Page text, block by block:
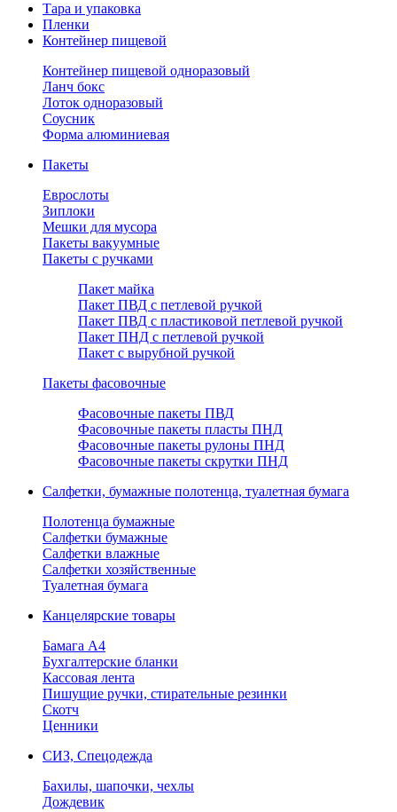
Тара и упаковка
Пленки
Контейнер пищевой
Контейнер пищевой одноразовый
Ланч бокс
Лоток одноразовый
Соусник
Форма алюминиевая
Пакеты
Еврослоты
Зиплоки
Мешки для мусора
Пакеты вакуумные
Пакеты с ручками
Пакет майка
Пакет ПВД с петлевой ручкой
Пакет ПВД с пластиковой петлевой ручкой
Пакет ПНД с петлевой ручкой
Пакет с вырубной ручкой
Пакеты фасовочные
Фасовочные пакеты ПВД
Фасовочные пакеты пласты ПНД
Фасовочные пакеты рулоны ПНД
Фасовочные пакеты скрутки ПНД
Салфетки, бумажные полотенца, туалетная бумага
Полотенца бумажные
Салфетки бумажные
Салфетки влажные
Салфетки хозяйственные
Туалетная бумага
Канцелярские товары
Бамага А4
Бухгалтерские бланки
Кассовая лента
Пишущие ручки, стирательные резинки
Скотч
Ценники
СИЗ, Спецодежда
Бахилы, шапочки, чехлы
Дождевик